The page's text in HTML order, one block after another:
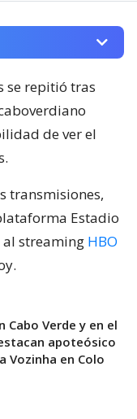
se repitió tras
de ver el
transmisiones,
Estadio
streaming HBO
Cabo Verde y en el
apoteósico
Vozinha en Colo